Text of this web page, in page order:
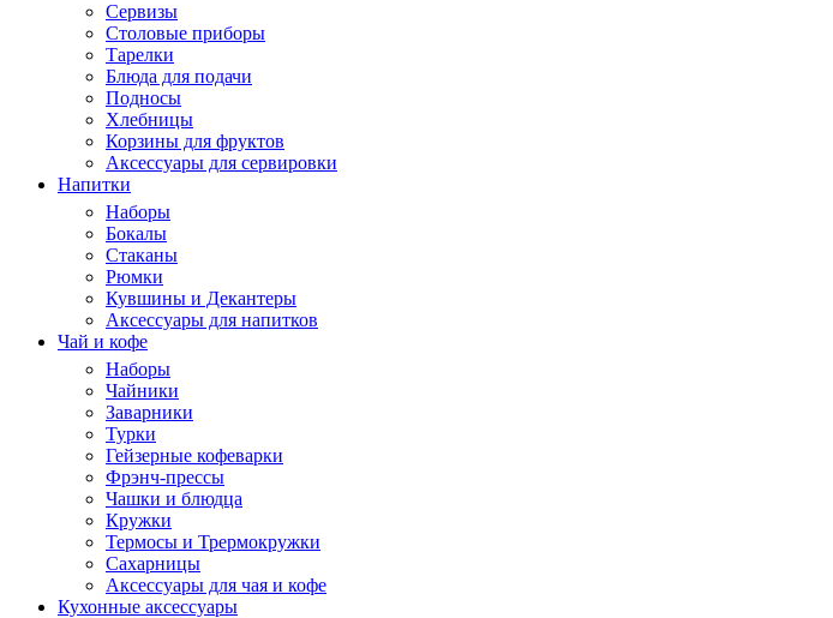
Сервизы
Столовые приборы
Тарелки
Блюда для подачи
Подносы
Хлебницы
Корзины для фруктов
Аксессуары для сервировки
Напитки
Наборы
Бокалы
Стаканы
Рюмки
Кувшины и Декантеры
Аксессуары для напитков
Чай и кофе
Наборы
Чайники
Заварники
Турки
Гейзерные кофеварки
Фрэнч-прессы
Чашки и блюдца
Кружки
Термосы и Трермокружки
Сахарницы
Аксессуары для чая и кофе
Кухонные аксессуары